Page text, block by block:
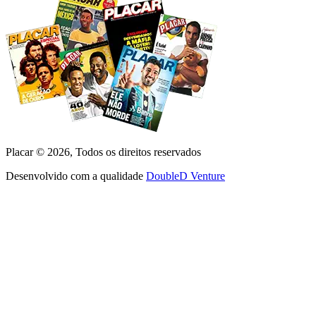
Placar © 2026, Todos os direitos reservados
Desenvolvido com a qualidade DoubleD Venture